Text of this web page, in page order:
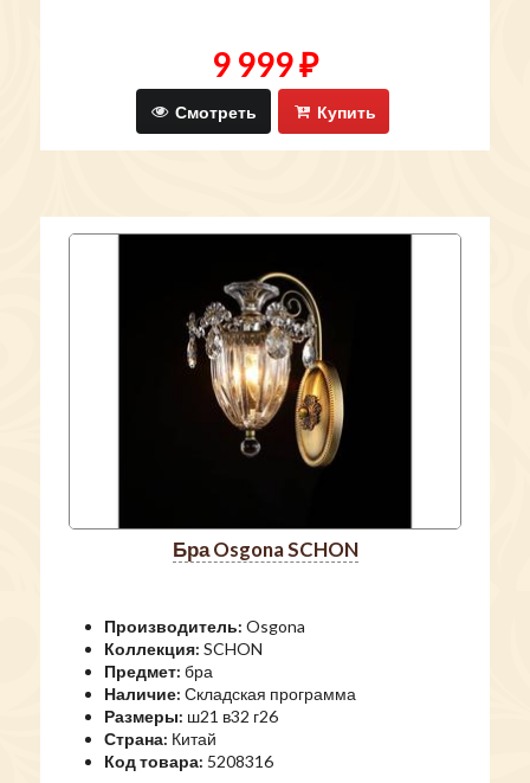
9 999 ₽
Смотреть Купить
бра Osgona SCHON
Производитель: Osgona
Коллекция: SCHON
Предмет: бра
Наличие: Складская программа
Размеры: ш21 в32 г26
Страна: Китай
Код товара: 5208316